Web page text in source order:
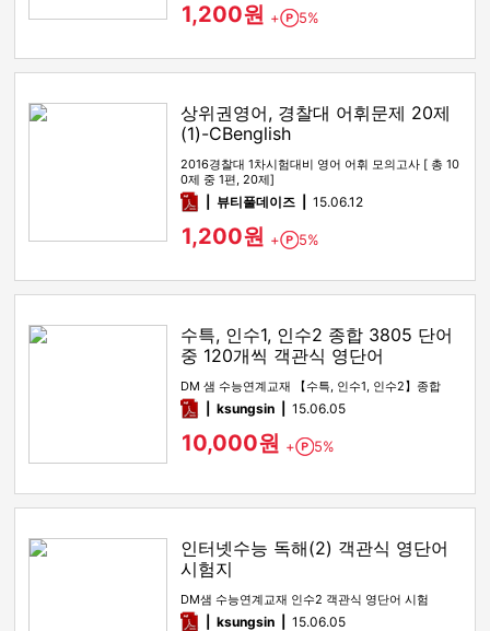
1,200원 + Point
5%
상위권영어, 경찰대 어휘문제 20제
(1)-CBenglish
2016경찰대 1차시험대비 영어 어휘 모의고사 [ 총 10
0제 중 1편, 20제]
pdf뷰티풀데이즈 15.06.12
1,200원 + Point
5%
수특, 인수1, 인수2 종합 3805 단어
중 120개씩 객관식 영단어
DM 샘 수능연계교재 【수특, 인수1, 인수2】종합
pdfksungsin 15.06.05
10,000원 + Point
5%
인터넷수능 독해(2) 객관식 영단어
시험지
DM샘 수능연계교재 인수2 객관식 영단어 시험
pdfksungsin 15.06.05